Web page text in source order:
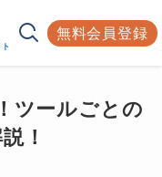
無料会員登録
ツールごとの
！